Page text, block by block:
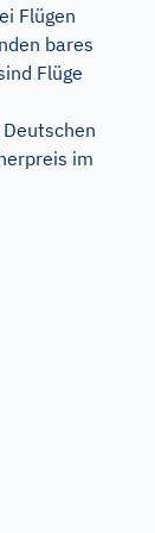
Flügen
bares
Flüge
im